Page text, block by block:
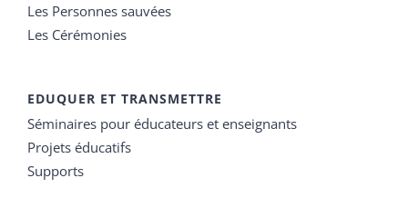
Les Personnes sauvées
Les Cérémonies
EDUQUER ET TRANSMETTRE
Séminaires pour éducateurs et enseignants
Projets éducatifs
Supports